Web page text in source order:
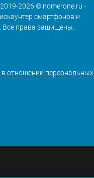
2026 © nomerone.ru -
смартфонов и
Все права защищены.
в отношении персональных